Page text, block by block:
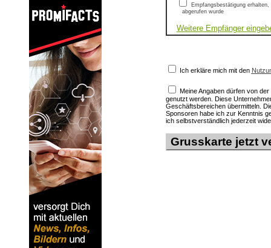
Empfangsbestätigung erhalten,
abgerufen wurde
Weitere Empfänger
Ich erkläre mich mit den
Meine Angaben dürfen von
genutzt werden. Diese
Geschäftsbereichen übermitteln.
Sponsoren habe ich zur Kenntnis
ich selbstverständlich jederzeit